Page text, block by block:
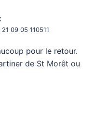
09 05 110511
pour le retour.
de St Morêt ou